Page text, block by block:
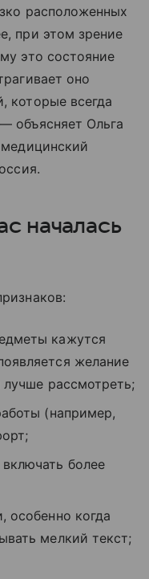
расположенных
при этом зрение
это состояние
оно
которые всегда
объясняет Ольга
началась
кажутся
желание
лучше рассмотреть;
(например,
более
особенно когда
мелкий текст;